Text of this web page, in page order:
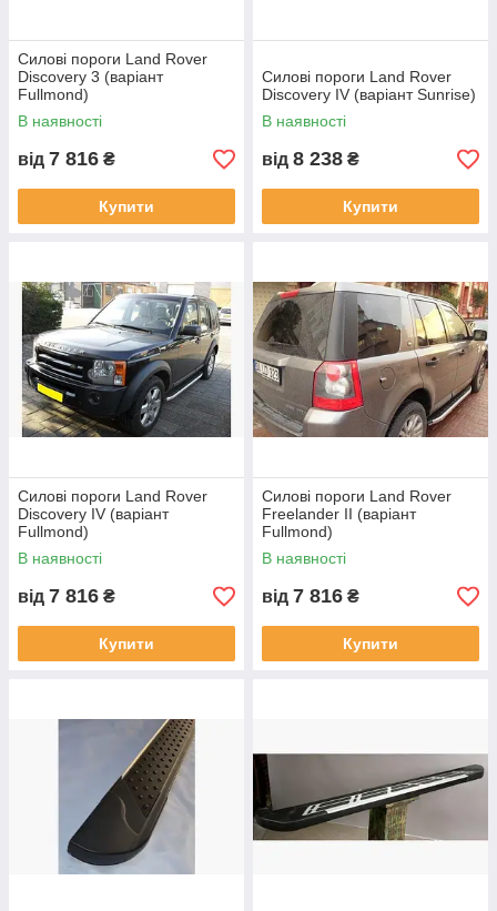
Силові пороги Land Rover
Discovery 3 (варіант
Fullmond)
В наявності
від 7 816 ₴
Купити
Силові пороги Land Rover
Discovery IV (варіант Sunrise)
В наявності
від 8 238 ₴
Купити
Силові пороги Land Rover
Discovery IV (варіант
Fullmond)
В наявності
від 7 816 ₴
Купити
Силові пороги Land Rover
Freelander II (варіант
Fullmond)
В наявності
від 7 816 ₴
Купити